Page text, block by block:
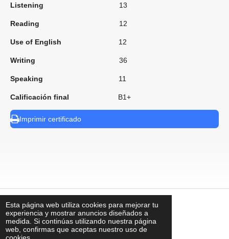
Esta página web utiliza cookies para mejorar tu
experiencia y mostrar anuncios diseñados a
medida. Si continúas utilizando nuestra página
web, confirmas que aceptas nuestro uso de
Listening 13
Reading 12
Use of English 12
Writing 36
Speaking 11
Calificación final B1+
Imprimir certificado
⠀